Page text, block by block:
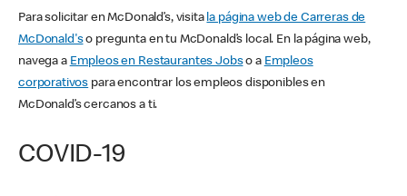
Para solicitar en McDonald’s, visita la página web de Carreras de
McDonald'so pregunta en tu McDonald’s local. En la página web,
navega a Empleos en Restaurantes Jobso a Empleos
corporativos para encontrar los empleos disponibles en
McDonald’s cercanos a ti.
COVID-19